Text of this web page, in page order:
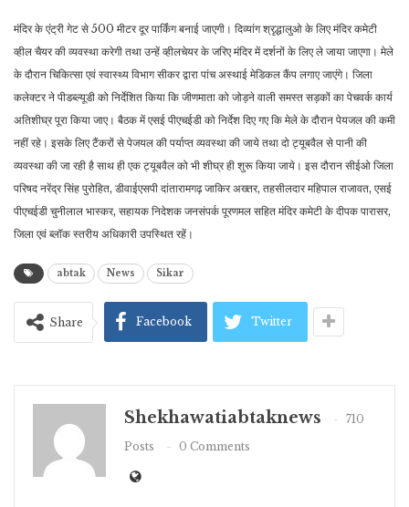
मंदिर के एंट्री गेट से 500 मीटर दूर पार्किंग बनाई जाएगी। दिव्यांग श्रृद्धालुओ के लिए मंदिर कमेटी
व्हील चैयर की व्यवस्था करेगी तथा उन्हें व्हीलचेयर के जरिए मंदिर में दर्शनों के लिए ले जाया जाएगा। मेले
के दौरान चिकित्सा एवं स्वास्थ्य विभाग सीकर द्वारा पांच अस्थाई मेडिकल कैंप लगाए जाएंगे। जिला
कलेक्टर ने पीडब्ल्यूडी को निर्देशित किया कि जीणमाता को जोड़ने वाली समस्त सड़कों का पेचवर्क कार्य
अतिशीघ्र पूरा किया जाए। बैठक में एसई पीएचईडी को निर्देश दिए गए कि मेले के दौरान पेयजल की कमी
नहीं रहे। इसके लिए टैंकरों से पेजयल की पर्याप्त व्यवस्था की जाये तथा दो ट्यूबवैल से पानी की
व्यवस्था की जा रही है सा​थ ही एक ट्यूबवैल को भी शीघ्र ही शुरू किया जाये। इस दौरान सीईओ जिला
परिषद नरेंद्र सिंह पुरोहित, डीवाईएसपी दांतारामगढ़ जाकिर अख्तर, तहसीलदार महिपाल राजावत, एसई
पीएचईडी चुनीलाल भास्कर, सहायक निदेशक जनसंपर्क पूरणमल सहित मंदिर कमेटी के दीपक पारासर,
जिला एवं ब्लॉक स्तरीय अधिकारी उपस्थित रहें।
abtak News Sikar
Share Facebook Twitter
Shekhawatiabtaknews
710
Posts
0 Comments